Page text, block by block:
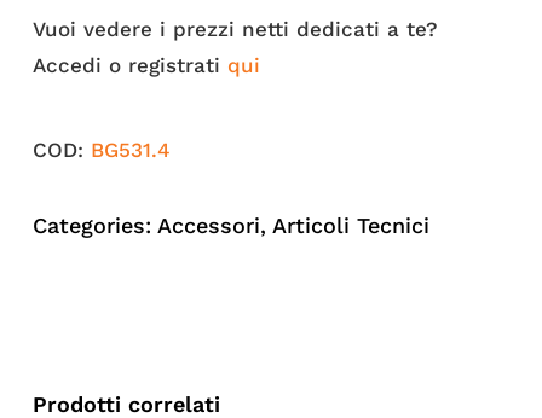
Vuoi vedere i prezzi netti dedicati a te?
Accedi o registrati qui
COD: BG531.4
Categories: Accessori, Articoli Tecnici
Prodotti correlati